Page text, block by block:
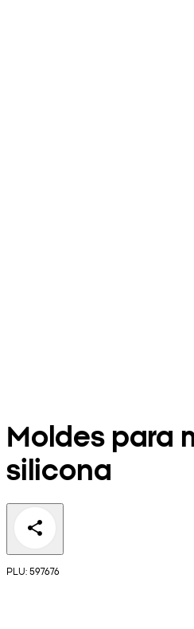
Moldes para
silicona
PLU: 597676